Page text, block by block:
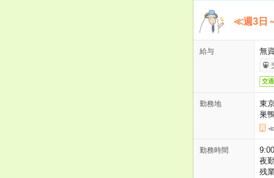
≪週3日
給与 無
交
勤務地
東
巣
≪
勤務時間
夜
残